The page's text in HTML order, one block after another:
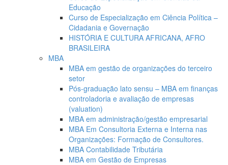
Educação
Curso de Especialização em Ciência Política –
Cidadania e Governação
HISTÓRIA E CULTURA AFRICANA, AFRO
BRASILEIRA
MBA
MBA em gestão de organizações do terceiro
setor
Pós-graduação lato sensu – MBA em finanças
controladoria e avaliação de empresas
(valuation)
MBA em administração/gestão empresarial
MBA Em Consultoria Externa e Interna nas
Organizações: Formação de Consultores.
MBA Contabilidade Tributária
MBA em Gestão de Empresas